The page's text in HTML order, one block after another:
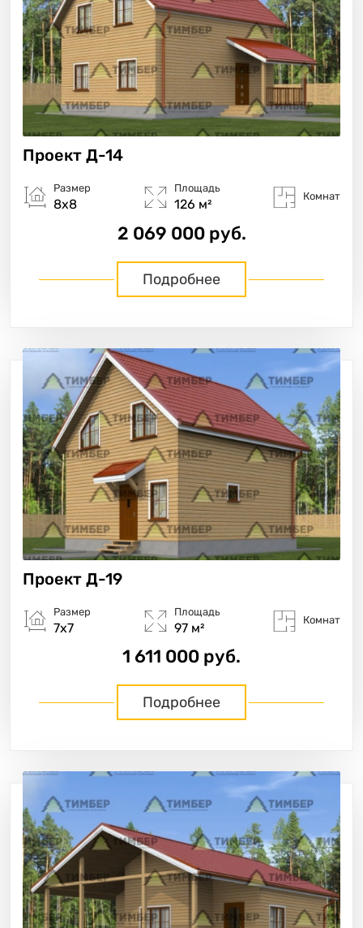
Проект Д-14
Размер
8х8
Площадь
126 м²
Комнат
2 069 000 руб.
Подробнее
Проект Д-19
Размер
7х7
Площадь
97 м²
Комнат
1 611 000 руб.
Подробнее